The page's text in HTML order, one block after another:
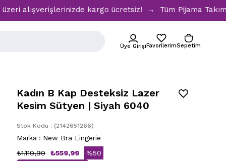
kargo ücretsiz! → Tüm Pijama
Üye GirişiFavorilerimSepetim
Kadın B Kap Desteksiz Lazer
Kesim Sütyen | Siyah 6040
Stok Kodu (2142651266)
Marka : New Bra Lingerie
₺1.119,99
₺559,99 %50